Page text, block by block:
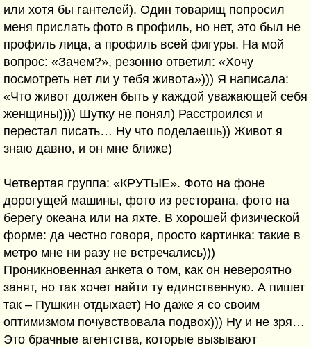
или хотя бы гантелей). Один товарищ попросил
меня прислать фото в профиль, но нет, это был не
профиль лица, а профиль всей фигуры. На мой
вопрос: «Зачем?», резонно ответил: «Хочу
посмотреть нет ли у тебя живота»))) Я написала:
«Что живот должен быть у каждой уважающей себя
женщины)))) Шутку не понял) Расстроился и
перестал писать… Ну что поделаешь)) Живот я
знаю давно, и он мне ближе)
Четвертая группа: «КРУТЫЕ». Фото на фоне
дорогущей машины, фото из ресторана, фото на
берегу океана или на яхте. В хорошей физической
форме: да честно говоря, просто картинка: такие в
метро мне ни разу не встречались)))
Проникновенная анкета о том, как он невероятно
занят, но так хочет найти ту единственную. А пишет
так – Пушкин отдыхает) Но даже я со своим
оптимизмом почувствовала подвох))) Ну и не зря…
Это брачные агентства, которые вызывают